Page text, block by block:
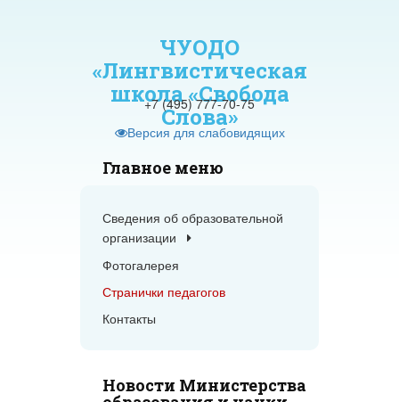
ЧУОДО
«Лингвистическая
школа «Свобода
Слова»
+7 (495) 777-70-75
Версия для слабовидящих
Главное меню
Сведения об образовательной
организации
Фотогалерея
Странички педагогов
Контакты
Новости Министерства